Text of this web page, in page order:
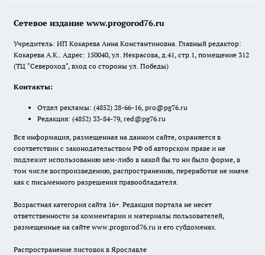
Сетевое издание www.progorod76.ru
Учредитель: ИП Кокарева Анна Константиновна. Главный редактор:
Кокарева А.К.. Адрес: 150040, ул. Некрасова, д.41, стр.1, помещение 312
(ТЦ "Североход", вход со стороны ул. Победы)
Контакты:
Отдел рекламы: (4852) 28-66-16, pro@pg76.ru
Редакция: (4852) 33-84-79, red@pg76.ru
Вся информация, размещенная на данном сайте, охраняется в
соответствии с законодательством РФ об авторском праве и не
подлежит использованию кем-либо в какой бы то ни было форме, в
том числе воспроизведению, распространению, переработке не иначе
как с письменного разрешения правообладателя.
Возрастная категория сайта 16+. Редакция портала не несет
ответственности за комментарии и материалы пользователей,
размещенные на сайте www.progorod76.ru и его субдоменах.
Распространение листовок в Ярославле